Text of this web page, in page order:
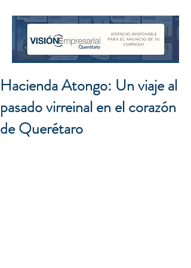
Hacienda Atongo: Un viaje al
pasado virreinal en el corazón
de Querétaro